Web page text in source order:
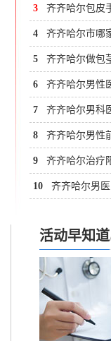
齐齐哈尔附大
3 齐齐哈尔包皮
齐哈尔附大男
4 齐齐哈尔市哪
5 齐齐哈尔做包
寒假割包皮价
6 齐齐哈尔男性
里治疗前列腺
7 齐齐哈尔男科
名榜」
8 齐齐哈尔男性
因?
9 齐齐哈尔治疗
齐齐哈尔附大
10 齐齐哈尔男
活动早知道